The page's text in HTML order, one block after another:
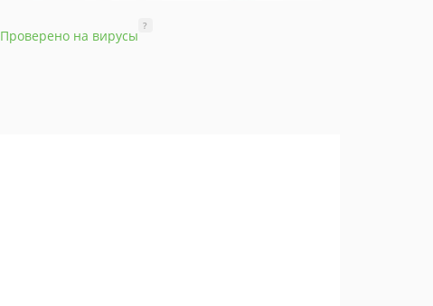
Проверено на вирусы
?